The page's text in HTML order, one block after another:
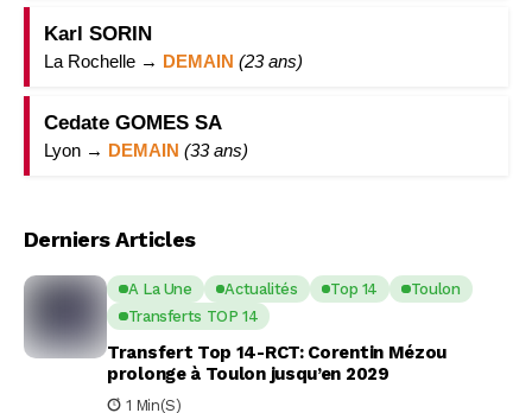
Karl SORIN
La Rochelle → DEMAIN (23 ans)
Cedate GOMES SA
Lyon → DEMAIN (33 ans)
Derniers Articles
A La Une Actualités Top 14
Toulon
Transferts TOP 14
Transfert Top 14-RCT: Corentin Mézou
prolonge à Toulon jusqu’en 2029
1 Min(s)